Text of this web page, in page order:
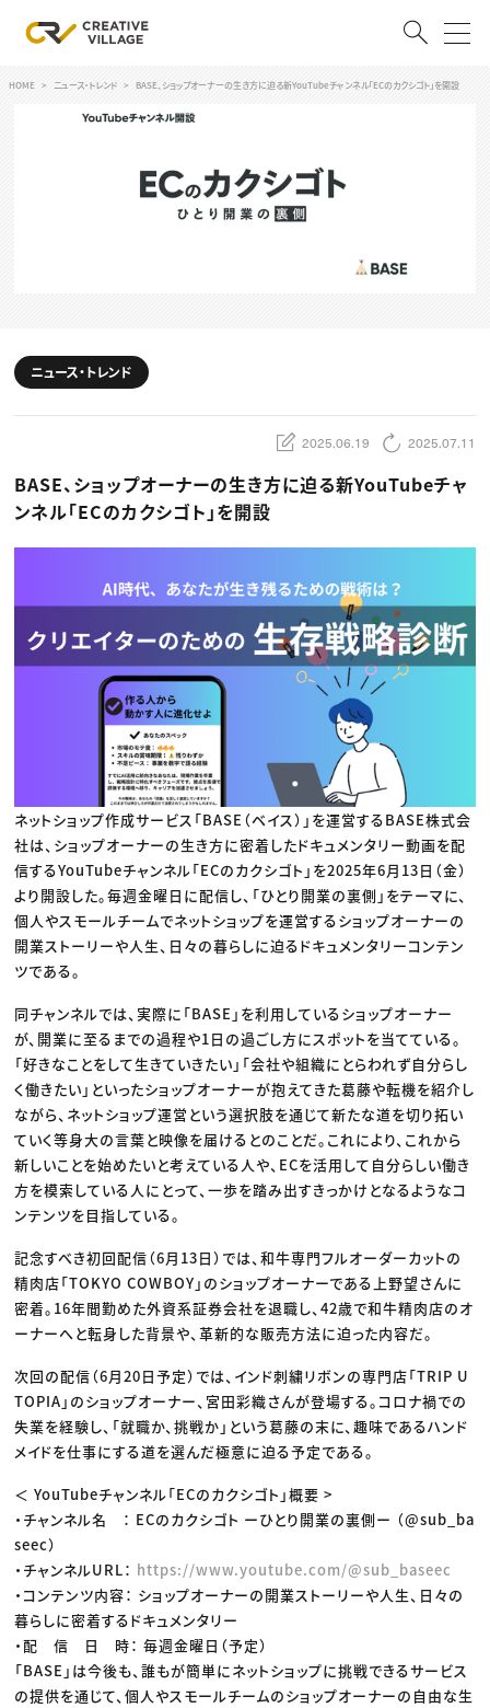
転職支援サービス
CONTENTS
プログラミング
動画配信・映像制作
編集・ライティング
マーケティング
ディレクション
お役立ち基礎知識
TOP Creator’s コラム トップ
Webクリエイター
ゲームクリエイター
マーケッター
クリエイターインタビュー
セミナー
ニュース・トレンド トップ
Web
映像
ゲーム・エンタメ
CREATIVE VILLAGEからのお知らせ
プロフェッショナル×つながる×メディア
HOME ニュース・トレンド BASE、ショップオーナーの生き方に迫る新YouTubeチャンネル「ECのカクシゴト」を開設
ニュース・トレンド
2025.06.19 2025.07.11
BASE、ショップオーナーの生き方に迫る新YouTubeチャ
ンネル「ECのカクシゴト」を開設
ネットショップ作成サービス「BASE（ベイス）」を運営するBASE株式会
社は、ショップオーナーの生き方に密着したドキュメンタリー動画を配
信するYouTubeチャンネル「ECのカクシゴト」を2025年6月13日（金）
より開設した。毎週金曜日に配信し、「ひとり開業の裏側」をテーマに、
個人やスモールチームでネットショップを運営するショップオーナーの
開業ストーリーや人生、日々の暮らしに迫るドキュメンタリーコンテン
ツである。
同チャンネルでは、実際に「BASE」を利用しているショップオーナー
が、開業に至るまでの過程や1日の過ごし方にスポットを当てている。
「好きなことをして生きていきたい」「会社や組織にとらわれず自分らし
く働きたい」といったショップオーナーが抱えてきた葛藤や転機を紹介し
ながら、ネットショップ運営という選択肢を通じて新たな道を切り拓い
ていく等身大の言葉と映像を届けるとのことだ。これにより、これから
新しいことを始めたいと考えている人や、ECを活用して自分らしい働き
方を模索している人にとって、一歩を踏み出すきっかけとなるようなコ
ンテンツを目指している。
記念すべき初回配信（6月13日）では、和牛専門フルオーダーカットの
精肉店「TOKYO COWBOY」のショップオーナーである上野望さんに
密着。16年間勤めた外資系証券会社を退職し、42歳で和牛精肉店のオ
ーナーへと転身した背景や、革新的な販売方法に迫った内容だ。
次回の配信（6月20日予定）では、インド刺繍リボンの専門店「TRIP U
TOPIA」のショップオーナー、宮田彩織さんが登場する。コロナ禍での
失業を経験し、「就職か、挑戦か」という葛藤の末に、趣味であるハンド
メイドを仕事にする道を選んだ極意に迫る予定である。
＜ YouTubeチャンネル「ECのカクシゴト」概要 >
・チャンネル名 ： ECのカクシゴト ーひとり開業の裏側ー （@sub_ba
seec）
・チャンネルURL： https://www.youtube.com/@sub_baseec
・コンテンツ内容： ショップオーナーの開業ストーリーや人生、日々の
暮らしに密着するドキュメンタリー
・配 信 日 時： 毎週金曜日（予定）
「BASE」は今後も、誰もが簡単にネットショップに挑戦できるサービス
の提供を通じて、個人やスモールチームのショップオーナーの自由な生